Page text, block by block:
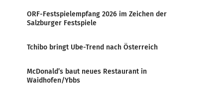
ORF-Festspielempfang 2026 im Zeichen der
Salzburger Festspiele
Tchibo bringt Ube-Trend nach Österreich
McDonald’s baut neues Restaurant in
Waidhofen/Ybbs